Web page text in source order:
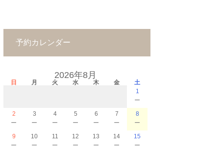
予約カレンダー
2026年8月
日 月 火 水 木 金
土
1
－
2
－
3
－
4
－
5
－
6
－
7
－
8
－
9
－
10
－
11
－
12
－
13
－
14
－
15
－